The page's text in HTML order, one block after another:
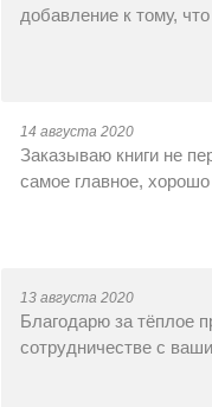
добавление к тому,
14 августа 2020
Заказываю книги не
самое главное,
13 августа 2020
Благодарю за тёплое
сотрудничестве с